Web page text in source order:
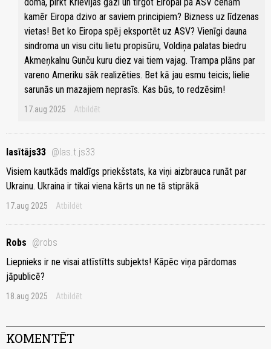
doma, pirkt Krievijas gāzi un tirgot Eiropai pa ASV cenām
kamēr Eiropa dzivo ar saviem principiem? Bizness uz līdzenas
vietas! Bet ko Eiropa spēj eksportēt uz ASV? Vienīgi dauna
sindroma un visu citu lietu propisūru, Voldiņa palatas biedru
Akmeņkalnu Gunču kuru diez vai tiem vajag. Trampa plāns par
vareno Ameriku sāk realizēties. Bet kā jau esmu teicis; lielie
sarunās un mazajiem neprasīs. Kas būs, to redzēsim!
17.aug 2025 Atbildēt
lasītājs33 @las.t.js33
Visiem kautkāds maldīgs priekšstats, ka viņi aizbrauca runāt par
Ukrainu. Ukraina ir tikai viena kārts un ne tā stiprākā
17.aug 2025 Atbildēt
Robs @robs
Liepnieks ir ne visai attīstītts subjekts! Kāpēc viņa pārdomas
jāpublicē?
18.aug 2025 Atbildēt
KOMENTĒT